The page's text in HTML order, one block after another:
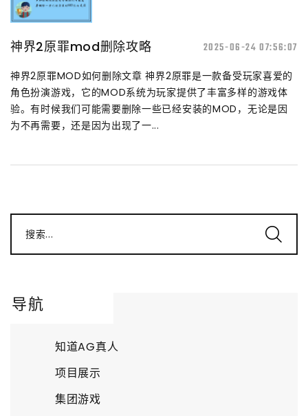
神界2原罪mod删除攻略 2025-06-24 07:56:07
神界2原罪MOD如何删除文章 神界2原罪是一款备受玩家喜爱的
角色扮演游戏，它的MOD系统为玩家提供了丰富多样的游戏体
验。有时候我们可能需要删除一些已经安装的MOD，无论是因
为不再需要，还是因为出现了一...
搜索...
导航
知道AG真人
项目展示
集团游戏